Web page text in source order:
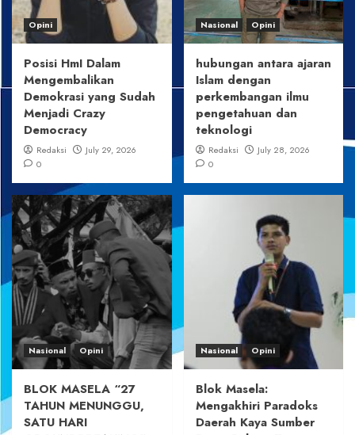
Opini
Posisi HmI Dalam
Mengembalikan
Demokrasi yang Sudah
Menjadi Crazy
Democracy
Redaksi
July 29, 2026
0
Nasional Opini
hubungan antara ajaran
Islam dengan
perkembangan ilmu
pengetahuan dan
teknologi
Redaksi
July 28, 2026
0
Nasional Opini
BLOK MASELA “27
TAHUN MENUNGGU,
SATU HARI
Nasional Opini
Blok Masela:
Mengakhiri Paradoks
Daerah Kaya Sumber